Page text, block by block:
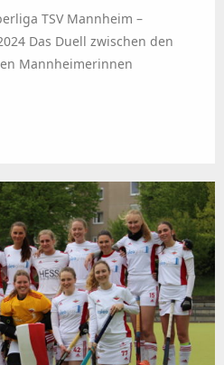
TSV Mannheim –
Das Duell zwischen den
Mannheimerinnen